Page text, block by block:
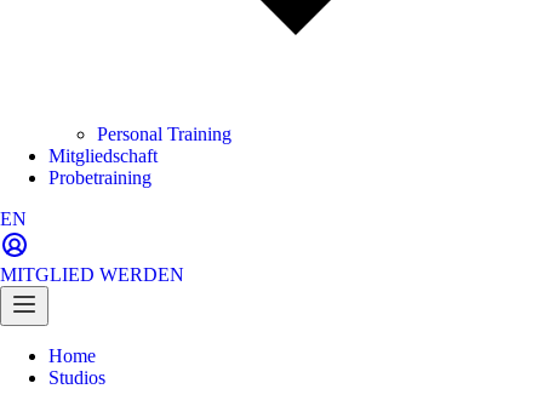
Personal Training
Mitgliedschaft
Probetraining
EN
MITGLIED WERDEN
Home
Studios